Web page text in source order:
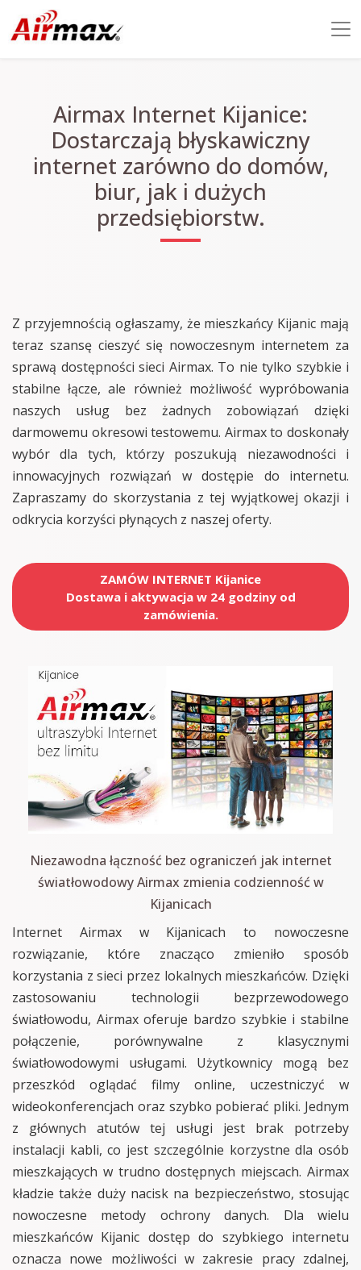
Airmax Internet Kijanice:
Dostarczają błyskawiczny
internet zarówno do domów,
biur, jak i dużych
przedsiębiorstw.
Z przyjemnością ogłaszamy, że mieszkańcy Kijanic mają
teraz szansę cieszyć się nowoczesnym internetem za
sprawą dostępności sieci Airmax. To nie tylko szybkie i
stabilne łącze, ale również możliwość wypróbowania
naszych usług bez żadnych zobowiązań dzięki
darmowemu okresowi testowemu. Airmax to doskonały
wybór dla tych, którzy poszukują niezawodności i
innowacyjnych rozwiązań w dostępie do internetu.
Zapraszamy do skorzystania z tej wyjątkowej okazji i
odkrycia korzyści płynących z naszej oferty.
ZAMÓW INTERNET Kijanice
Dostawa i aktywacja w 24 godziny od
zamówienia.
Niezawodna łączność bez ograniczeń jak internet
światłowodowy Airmax zmienia codzienność w
Kijanicach
Internet Airmax w Kijanicach to nowoczesne
rozwiązanie, które znacząco zmieniło sposób
korzystania z sieci przez lokalnych mieszkańców. Dzięki
zastosowaniu technologii bezprzewodowego
światłowodu, Airmax oferuje bardzo szybkie i stabilne
połączenie, porównywalne z klasycznymi
światłowodowymi usługami. Użytkownicy mogą bez
przeszkód oglądać filmy online, uczestniczyć w
wideokonferencjach oraz szybko pobierać pliki. Jednym
z głównych atutów tej usługi jest brak potrzeby
instalacji kabli, co jest szczególnie korzystne dla osób
mieszkających w trudno dostępnych miejscach. Airmax
kładzie także duży nacisk na bezpieczeństwo, stosując
nowoczesne metody ochrony danych. Dla wielu
mieszkańców Kijanic dostęp do szybkiego internetu
oznacza nowe możliwości w zakresie pracy zdalnej,